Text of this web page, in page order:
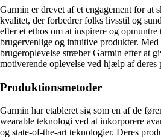
Garmin er drevet af et engagement for at
kvalitet, der forbedrer folks livsstil og
efter et ethos om at inspirere og
brugervenlige og intuitive produkter.
brugeroplevelse stræber Garmin efter at
motiverende oplevelse ved hjælp af deres
Produktionsmetoder
Garmin har etableret sig som en af de
wearable teknologi ved at inkorporere
og state-of-the-art teknologier. Deres